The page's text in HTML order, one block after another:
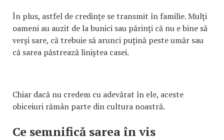
În plus, astfel de credințe se transmit în familie. Mulți
oameni au auzit de la bunici sau părinți că nu e bine să
verși sare, că trebuie să arunci puțină peste umăr sau
că sarea păstrează liniștea casei.
Chiar dacă nu credem cu adevărat în ele, aceste
obiceiuri rămân parte din cultura noastră.
Ce semnifică sarea în vis